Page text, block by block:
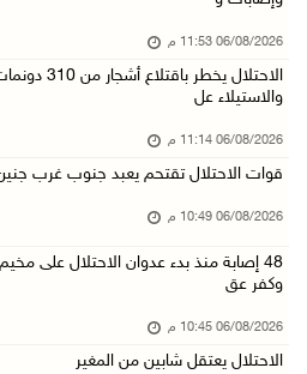
الاحتلال يوسع حملات الدهم والاعتقال
06/آب/2026 08:06 م
الرئيس المصري وملك البحرين
رابطة العالم الإسلامي تدين تواصل
اليونيسف: استشهاد 300 طفل منذ وقف إطلاق النار ...
06/08/2026 11:53 م
الاحتلال يخطر باقتلاع أشجار من
والاستيلاء عل
06/08/2026 11:14 م
قوات الاحتلال تقتحم يعبد جنوب غرب
06/08/2026 10:49 م
48 إصابة منذ بدء عدوان الاحتلال على
وكفر عق
06/08/2026 10:45 م
الاحتلال يعتقل شابين من المغير